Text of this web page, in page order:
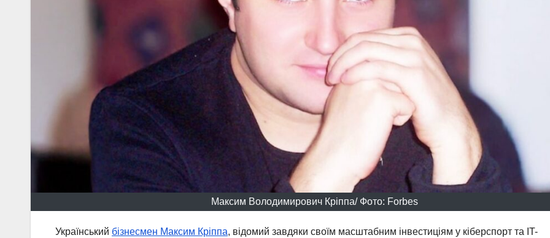
Максим Володимирович Кріппа/ Фото: Forbes
Український бізнесмен Максим Кріппа, відомий завдяки своїм масштабним інвестиціям у кіберспорт та IT-